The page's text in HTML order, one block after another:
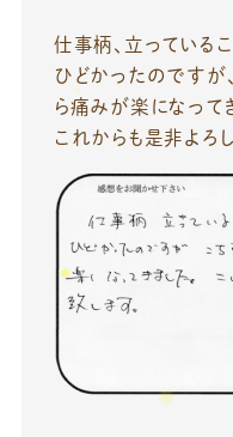
仕事柄、立っている
ひどかったのですが
ら痛みが楽になって
これからも是非よろ